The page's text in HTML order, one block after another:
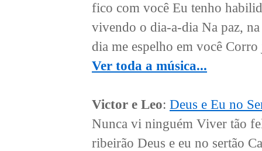
fico com você Eu tenho
vivendo o dia-a-dia Na paz,
dia me espelho em você
Ver toda a música...
Victor e Leo: Deus e Eu no
Nunca vi ninguém Viver tão
ribeirão Deus e eu no sertão